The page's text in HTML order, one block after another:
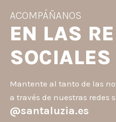
ACOMPÁÑANOS
EN LAS
SOCIALES
Mantente al tanto de las
a través de nuestras redes
@santaluzia.es